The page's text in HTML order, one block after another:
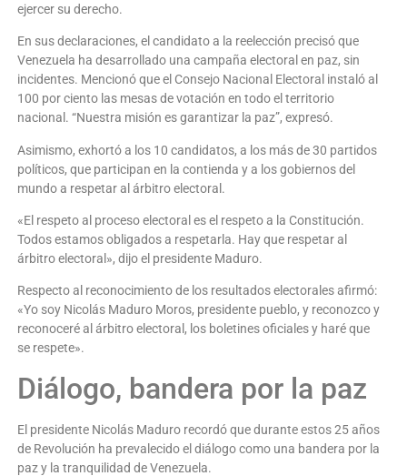
ejercer su derecho.
En sus declaraciones, el candidato a la reelección precisó que
Venezuela ha desarrollado una campaña electoral en paz, sin
incidentes. Mencionó que el Consejo Nacional Electoral instaló al
100 por ciento las mesas de votación en todo el territorio
nacional. “Nuestra misión es garantizar la paz”, expresó.
Asimismo, exhortó a los 10 candidatos, a los más de 30 partidos
políticos, que participan en la contienda y a los gobiernos del
mundo a respetar al árbitro electoral.
«El respeto al proceso electoral es el respeto a la Constitución.
Todos estamos obligados a respetarla. Hay que respetar al
árbitro electoral», dijo el presidente Maduro.
Respecto al reconocimiento de los resultados electorales afirmó:
«Yo soy Nicolás Maduro Moros, presidente pueblo, y reconozco y
reconoceré al árbitro electoral, los boletines oficiales y haré que
se respete».
Diálogo, bandera por la paz
El presidente Nicolás Maduro recordó que durante estos 25 años
de Revolución ha prevalecido el diálogo como una bandera por la
paz y la tranquilidad de Venezuela.